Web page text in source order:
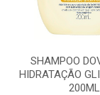
SHAMPOO
HIDRATAÇÃO
200ML